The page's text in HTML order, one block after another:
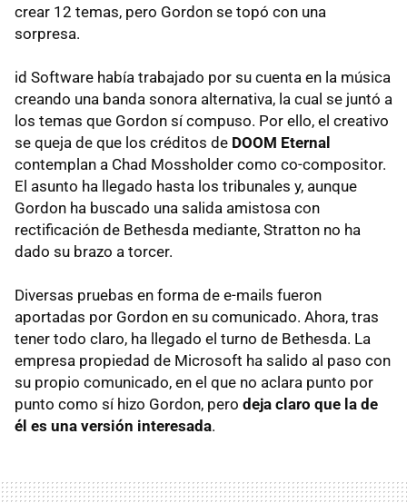
crear 12 temas, pero Gordon se topó con una
sorpresa.
id Software había trabajado por su cuenta en la música
creando una banda sonora alternativa, la cual se juntó a
los temas que Gordon sí compuso. Por ello, el creativo
se queja de que los créditos de DOOM Eternal
contemplan a Chad Mossholder como co-compositor.
El asunto ha llegado hasta los tribunales y, aunque
Gordon ha buscado una salida amistosa con
rectificación de Bethesda mediante, Stratton no ha
dado su brazo a torcer.
Diversas pruebas en forma de e-mails fueron
aportadas por Gordon en su comunicado. Ahora, tras
tener todo claro, ha llegado el turno de Bethesda. La
empresa propiedad de Microsoft ha salido al paso con
su propio comunicado, en el que no aclara punto por
punto como sí hizo Gordon, pero deja claro que la de
él es una versión interesada.